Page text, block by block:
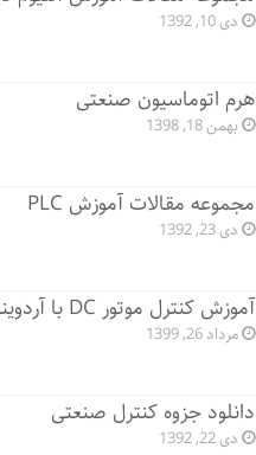
دی 10, 1392
هرم اتوماسیون صنعتی
بهمن 18, 1398
مجموعه مقالات آموزش PLC
دی 23, 1392
آموزش کنترل موتور DC با آردوینو
مرداد 26, 1399
دانلود جزوه کنترل صنعتی
دی 22, 1392